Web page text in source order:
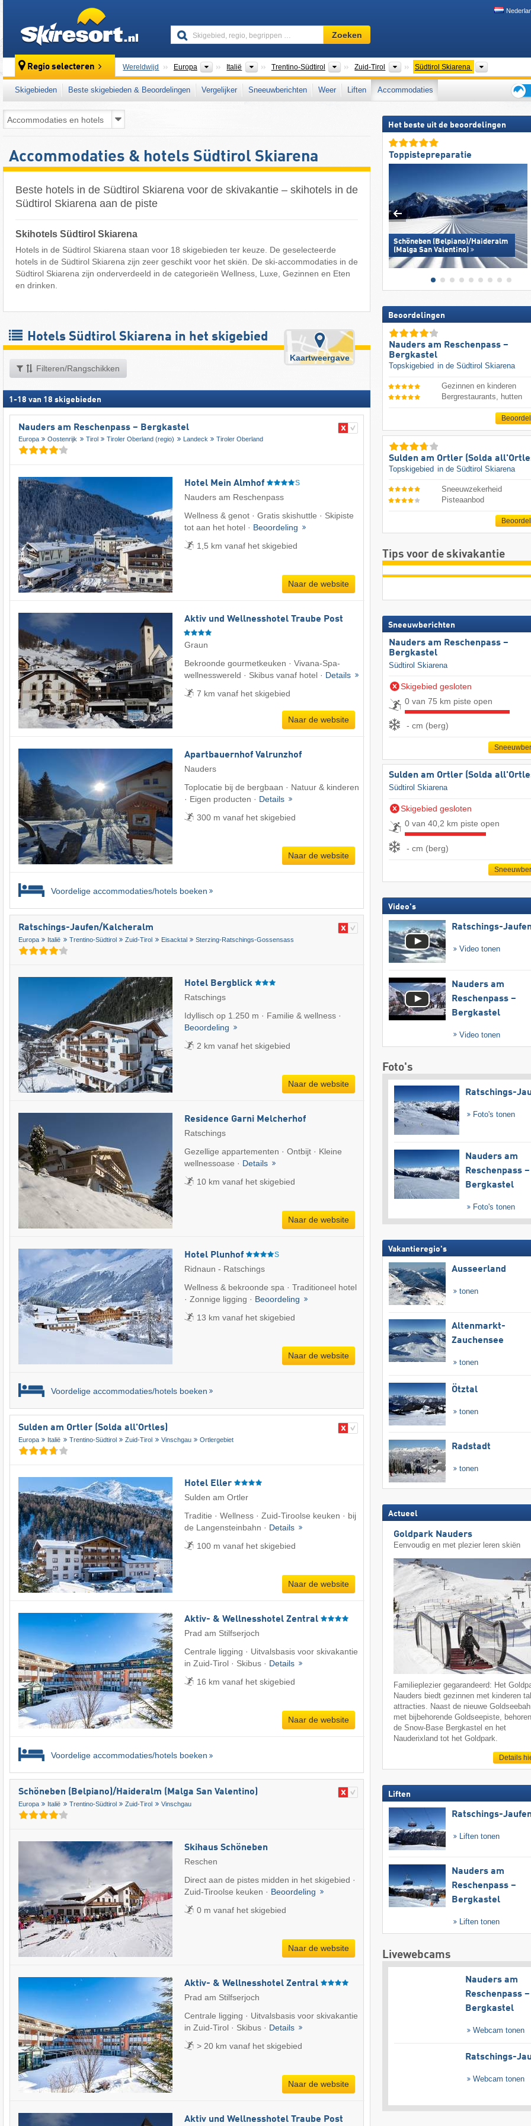
Skigebied,
regio,
…
Zoeken
Regio selecteren Wereldwijd Europa Continenten
Italië LandenTrentino-Südtirol Regio'sZuid-Tirol Toeristische regio's
Südtirol Skiarena
Skigebieden Beste skigebieden & Beoordelingen Vergelijker Sneeuwberichten Weer Liften
Accommodaties
voor
Accommodaties & hotels Südtirol Skiarena
Beste hotels in de Südtirol Skiarena voor de skivakantie – skihotels in de
Südtirol Skiarena aan de piste
Skihotels Südtirol Skiarena
Hotels in de Südtirol Skiarena staan voor 18 skigebieden ter keuze. De geselecteerde
hotels in de Südtirol Skiarena zijn zeer geschikt voor het skiën. De ski-accommodaties in de
Südtirol Skiarena zijn onderverdeeld in de categorieën Wellness, Luxe, Gezinnen en Eten
en drinken.
Hotels Südtirol Skiarena in het skigebied
Filteren/Rangschikken
Kaartweergave
1 -18 van 18 skigebieden
Nauders am Reschenpass – Bergkastel
Europa Oostenrijk Tirol Tiroler Oberland (regio) Landeck Tiroler Oberland
Hotel Mein Almhof S
Nauders am Reschenpass
Wellness & genot · Gratis skishuttle · Skipiste
tot aan het hotel · Beoordeling
1,5 km vanaf het skigebied
Naar de website
Aktiv und Wellnesshotel Traube Post
Graun
Bekroonde gourmetkeuken · Vivana-Spa-
wellnesswereld · Skibus vanaf hotel · Details
7 km vanaf het skigebied
Naar de website
Apartbauernhof Valrunzhof
Nauders
Toplocatie bij de bergbaan · Natuur & kinderen
· Eigen producten · Details
300 m vanaf het skigebied
Naar de website
Voordelige accommodaties/hotels boeken
Ratschings-Jaufen/​Kalcheralm
Europa Italië Trentino-Südtirol Zuid-Tirol Eisacktal Sterzing-Ratschings-Gossensass
Hotel Bergblick
Ratschings
Idyllisch op 1.250 m · Familie & wellness ·
Beoordeling
2 km vanaf het skigebied
Naar de website
Residence Garni Melcherhof
Ratschings
Gezellige appartementen · Ontbijt · Kleine
wellnessoase · Details
10 km vanaf het skigebied
Naar de website
Hotel Plunhof S
Ridnaun - Ratschings
Wellness & bekroonde spa · Traditioneel hotel
· Zonnige ligging · Beoordeling
13 km vanaf het skigebied
Naar de website
Voordelige accommodaties/hotels boeken
Sulden am Ortler (Solda all'Ortles)
Europa Italië Trentino-Südtirol Zuid-Tirol Vinschgau Ortlergebiet
Hotel Eller
Sulden am Ortler
Traditie · Wellness · Zuid-Tiroolse keuken · bij
de Langensteinbahn · Details
100 m vanaf het skigebied
Naar de website
Aktiv- & Wellnesshotel Zentral
Prad am Stilfserjoch
Centrale ligging · Uitvalsbasis voor skivakantie
in Zuid-Tirol · Skibus · Details
16 km vanaf het skigebied
Naar de website
Voordelige accommodaties/hotels boeken
Schöneben (Belpiano)/​Haideralm (Malga San Valentino)
Europa Italië Trentino-Südtirol Zuid-Tirol Vinschgau
Skihaus Schöneben
Reschen
Direct aan de pistes midden in het skigebied ·
Zuid-Tiroolse keuken · Beoordeling
0 m vanaf het skigebied
Naar de website
Aktiv- & Wellnesshotel Zentral
Prad am Stilfserjoch
Centrale ligging · Uitvalsbasis voor skivakantie
in Zuid-Tirol · Skibus · Details
> 20 km vanaf het skigebied
Naar de website
Aktiv und Wellnesshotel Traube Post
Het beste uit de beoordelingen
Toppistepreparatie
Schöneben (Belpiano)/​Haideralm
(Malga San Valentino)
Beoordelingen
Nauders am Reschenpass –
Bergkastel
Topskigebied in de Südtirol Skiarena
Gezinnen en kinderen
Bergrestaurants, hutten
Sulden am Ortler (Solda
Topskigebied in de Südtirol Skiarena
Sneeuwzekerheid
Pisteaanbod
Tips voor de skivakantie
Sneeuwberichten
Nauders am Reschenpass –
Bergkastel
Südtirol Skiarena
Skigebied gesloten
0 van 75 km piste open
- cm (berg)
Sulden am Ortler (Solda
Südtirol Skiarena
Skigebied gesloten
0 van 40,2 km piste open
- cm (berg)
Video's
Ratschings-
Video tonen
Nauders am
Reschenpass –
Bergkastel
Video tonen
Foto's
Ratschings-
Foto's tonen
Nauders am
Reschenpass –
Bergkastel
Foto's tonen
Vakantieregio's
Ausseerland
tonen
Altenmarkt-
Zauchensee
tonen
Ötztal
tonen
Radstadt
tonen
Actueel
Goldpark Nauders
Eenvoudig en met plezier leren skiën
Familieplezier gegarandeerd: Het
Nauders biedt gezinnen met kinderen
attracties. Naast de nieuwe
met bijbehorende Goldseepiste,
de Snow-Base Bergkastel en het
Nauderixland tot het Goldpark.
Details
Liften
Ratschings-
Liften tonen
Nauders am
Reschenpass –
Bergkastel
Liften tonen
Livewebcams
Nauders am
Reschenpass –
Bergkastel
Webcam tonen
Ratschings-
Webcam tonen